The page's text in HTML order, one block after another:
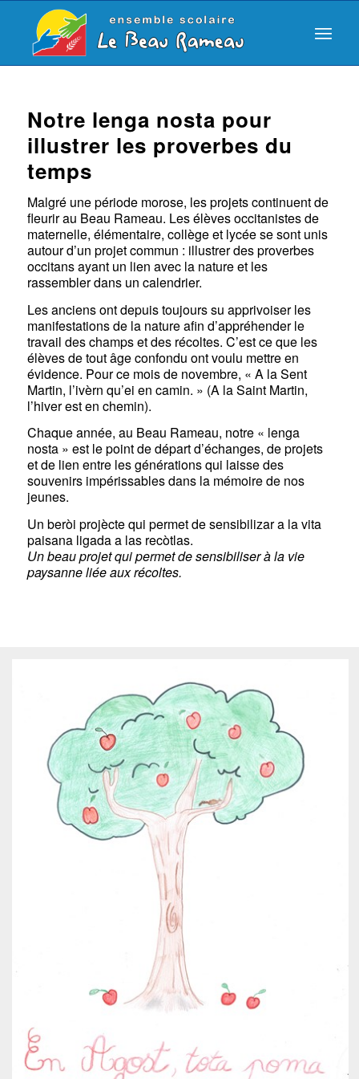
Notre lenga nosta pour
illustrer les proverbes du
temps
Malgré une période morose, les projets continuent de
fleurir au Beau Rameau. Les élèves occitanistes de
maternelle, élémentaire, collège et lycée se sont unis
autour d’un projet commun : illustrer des proverbes
occitans ayant un lien avec la nature et les
rassembler dans un calendrier.
Les anciens ont depuis toujours su apprivoiser les
manifestations de la nature afin d’appréhender le
travail des champs et des récoltes. C’est ce que les
élèves de tout âge confondu ont voulu mettre en
évidence. Pour ce mois de novembre, « A la Sent
Martin, l’ivèrn qu’ei en camin. » (A la Saint Martin,
l’hiver est en chemin).
Chaque année, au Beau Rameau, notre « lenga
nosta » est le point de départ d’échanges, de projets
et de lien entre les générations qui laisse des
souvenirs impérissables dans la mémoire de nos
jeunes.
Un beròi projècte qui permet de sensibilizar a la vita
paisana ligada a las recòtlas.
Un beau projet qui permet de sensibiliser à la vie
paysanne liée aux récoltes.